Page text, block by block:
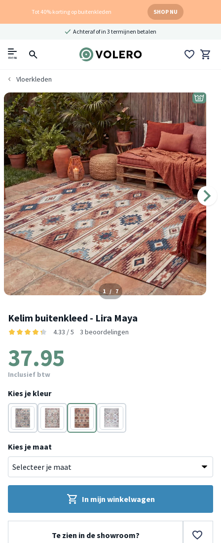
Tot 40% korting op buitenkleden SHOP NU
Achteraf of in 3 termijnen betalen
menu
Vloerkleden
1 / 7
Kelim buitenkleed - Lira Maya
4.33 / 5 3 beoordelingen
37.95
Inclusief btw
Kies je kleur
MulticolorMulticolorBruin
Multicolor
Kies je maat
In mijn winkelwagen
Te zien in de showroom?